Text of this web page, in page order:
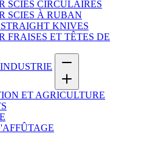
SCIES CIRCULAIRES
SCIES À RUBAN
KNIVES
FRAISES ET TÊTES DE
ET AGRICULTURE